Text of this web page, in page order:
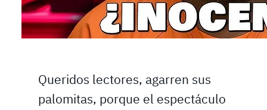
Queridos lectores, agarren sus
palomitas, porque el espectáculo